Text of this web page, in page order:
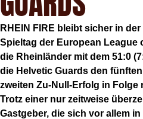
RHEIN FIRE bleibt sicher in
Spieltag der European League
die Rheinländer mit dem 51:0
die Helvetic Guards den
zweiten Zu-Null-Erfolg in Folge
Trotz einer nur zeitweise
Gastgeber, die sich vor allem